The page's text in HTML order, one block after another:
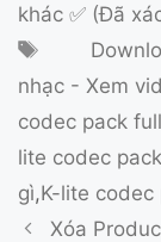
khác ✅ (Đã
Thẻ
nhạc - Xem
codec pack
lite codec
gì,K-lite codec
Xóa